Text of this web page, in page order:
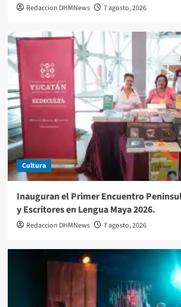
Redaccion DHMNews 7 agosto, 2026
Cultura
Inauguran el Primer Encuentro
y Escritores en Lengua Maya 2026.
Redaccion DHMNews 7 agosto, 2026